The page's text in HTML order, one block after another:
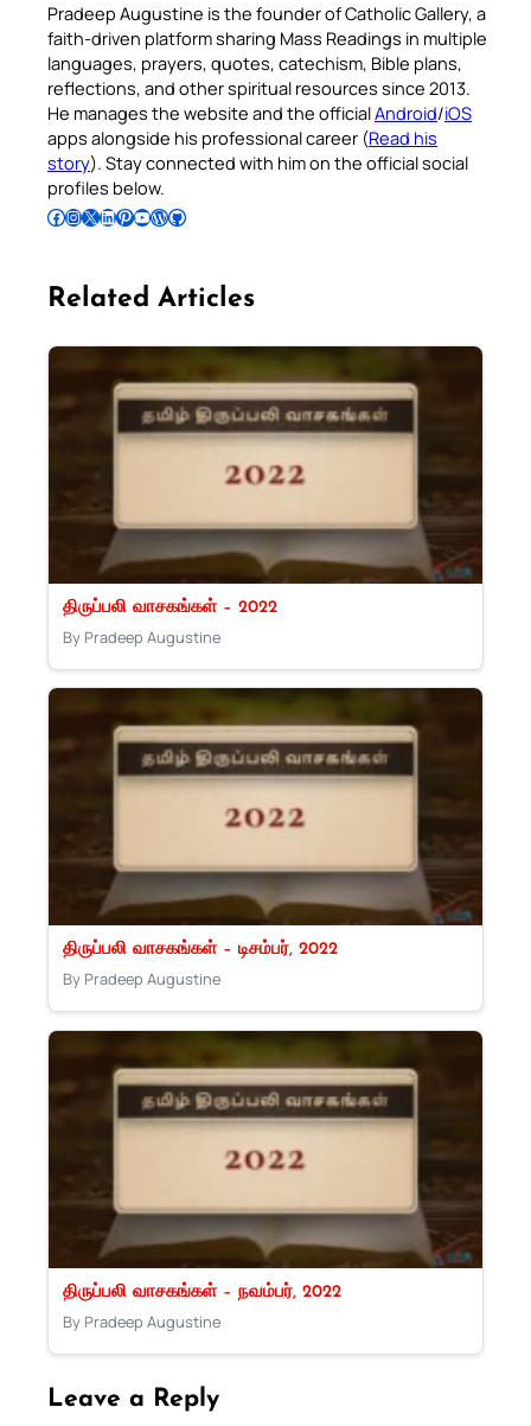
Pradeep Augustine is the founder of Catholic Gallery, a
faith-driven platform sharing Mass Readings in multiple
languages, prayers, quotes, catechism, Bible plans,
reflections, and other spiritual resources since 2013.
He manages the website and the officialAndroid/iOS
apps alongside his professional career (Read his
story). Stay connected with him on the official social
profiles below.
Follow Pradeep on Facebook Follow Pradeep on InstagramFollow Pradeep on X Follow Pradeep on LinkedIn Follow Pradeep on Pinterest Subscribe to Pradeep’s Youtube Channel Follow Pradeep on WordPress Follow Pradeep on GitHub
Related Articles
திருப்பலி வாசகங்கள் – 2022
By Pradeep Augustine
திருப்பலி வாசகங்கள் – டிசம்பர், 2022
By Pradeep Augustine
திருப்பலி வாசகங்கள் – நவம்பர், 2022
By Pradeep Augustine
Leave a Reply